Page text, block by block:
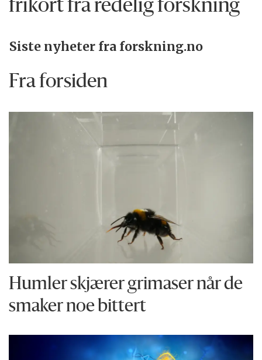
frikort fra redelig forskning
Siste nyheter fra forskning.no
Fra forsiden
Humler skjærer grimaser når de
smaker noe bittert